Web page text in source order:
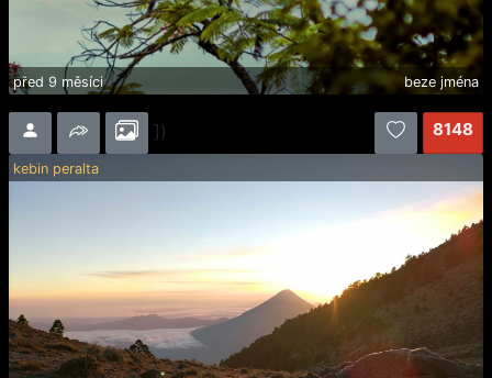
před 9 měsíci beze jména
]) 8148
kebin peralta